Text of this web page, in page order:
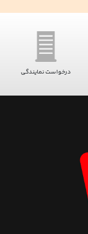
درخواست نمایندگی